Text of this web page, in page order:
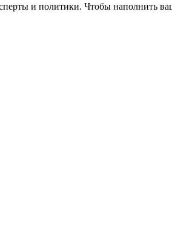
и политики. Чтобы наполнить